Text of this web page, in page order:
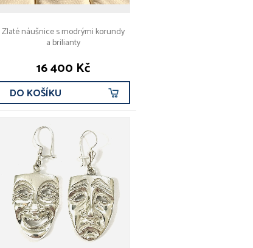
Zlaté náušnice s modrými korundy
a brilianty
16 400 Kč
DO KOŠÍKU